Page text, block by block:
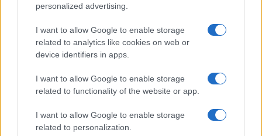
personalized advertising.
I want to allow Google to enable storage
related to analytics like cookies on web or
device identifiers in apps.
I want to allow Google to enable storage
related to functionality of the website or app.
I want to allow Google to enable storage
related to personalization.